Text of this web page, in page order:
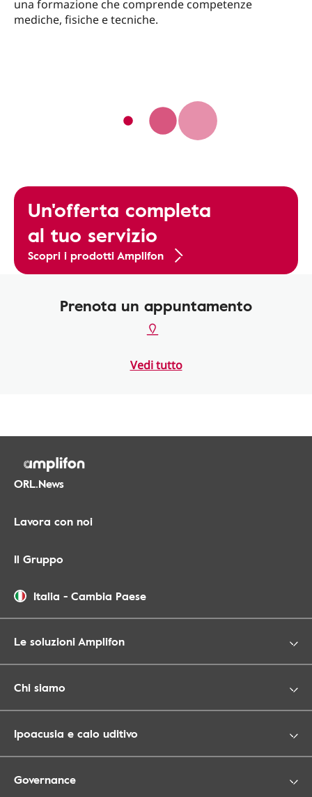
una formazione che comprende competenze
mediche, fisiche e tecniche.
Un'offerta completa
al tuo servizio
Scopri i prodotti Amplifon
Prenota un appuntamento
Vedi tutto
ORL.News
Lavora con noi
Il Gruppo
Italia - Cambia Paese
Le soluzioni Amplifon
Chi siamo
Ipoacusia e calo uditivo
Governance